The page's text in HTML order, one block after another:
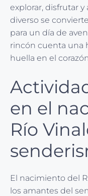
explorar, disfrutar
diverso se
para un día de
rincón cuenta una
huella en el
en el
Río
El nacimiento del
los amantes del